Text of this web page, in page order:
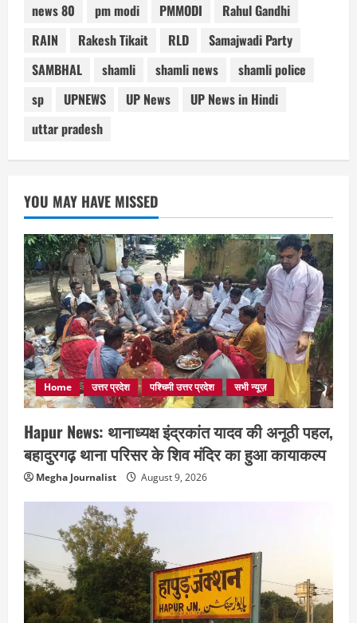
news 80
pm modi PMMODI
Rahul Gandhi
RAIN
Rakesh Tikait RLD
Samajwadi Party
SAMBHAL
shamli shamli news
shamli police
sp
UPNEWS UP News
UP News in Hindi
uttar pradesh
YOU MAY HAVE MISSED
Home उत्तर प्रदेश पश्चिमी उत्तर प्रदेश सभी न्यूज़
Hapur News: थानाध्यक्ष इंद्रकांत यादव की अनूठी पहल,
बहादुरगढ़ थाना परिसर के शिव मंदिर का हुआ कायाकल्प
Megha Journalist August 9, 2026